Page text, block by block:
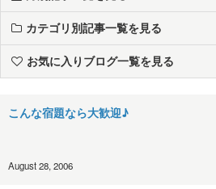
カテゴリ別記事一覧を見る
お気に入りブログ一覧を見る
こんな宿題なら大歓迎♪
August 28, 2006